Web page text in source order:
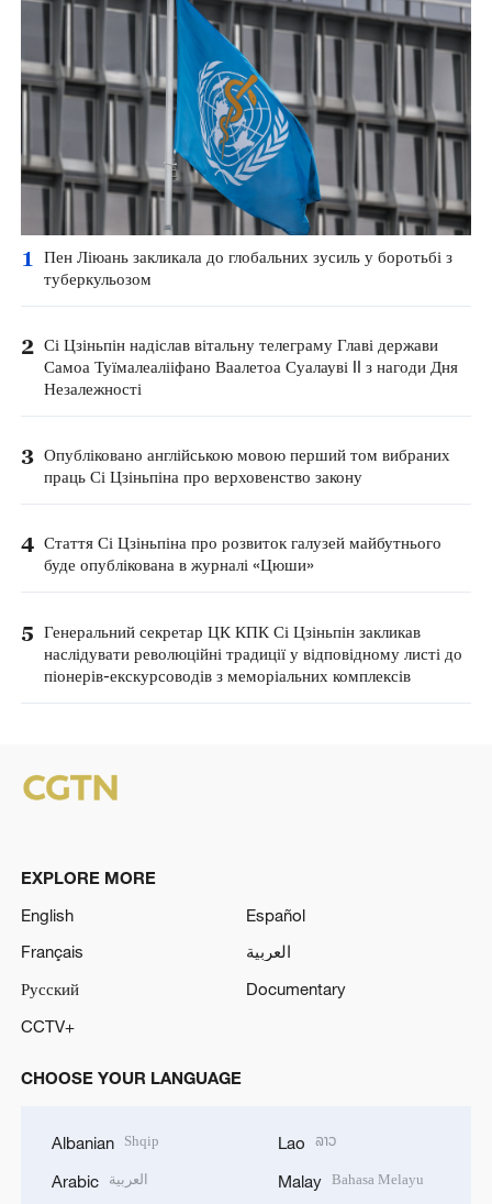
1
Пен Ліюань закликала до глобальних зусиль у боротьбі з
туберкульозом
2 Сі Цзіньпін надіслав вітальну телеграму Главі держави
Самоа Туїмалеалііфано Ваалетоа Суалауві II з нагоди Дня
Незалежності
3 Опубліковано англійською мовою перший том вибраних
праць Сі Цзіньпіна про верховенство закону
4 Стаття Сі Цзіньпіна про розвиток галузей майбутнього
буде опублікована в журналі «Цюши»
5 Генеральний секретар ЦК КПК Сі Цзіньпін закликав
наслідувати революційні традиції у відповідному листі до
піонерів-екскурсоводів з меморіальних комплексів
EXPLORE MORE
English
Español
Français
العربية
Русский
Documentary
CCTV+
CHOOSE YOUR LANGUAGE
Albanian Shqip
Arabic العربية
Lao ລາວ
Malay Bahasa Melayu